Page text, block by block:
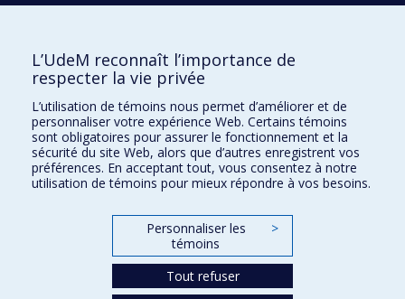
au poste de présidente-directrice générale ou de
président-directeur généralLes personnes intéressées
ont jusqu’au 26 août pour déposer leur dossier.
Tweeter Partager Courriel
L’UdeM reconnaît l’importance de
respecter la vie privée
L’utilisation de témoins nous permet d’améliorer et de
personnaliser votre expérience Web. Certains témoins
sont obligatoires pour assurer le fonctionnement et la
sécurité du site Web, alors que d’autres enregistrent vos
préférences. En acceptant tout, vous consentez à notre
utilisation de témoins pour mieux répondre à vos besoins.
Personnaliser les
témoins
>
Tout refuser